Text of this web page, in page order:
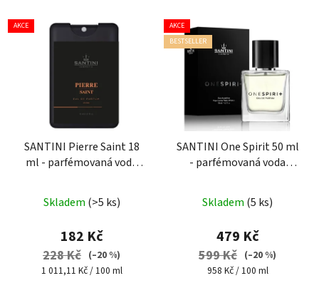
AKCE
SANTINI Pierre Saint 18
ml - parfémovaná voda
balení
Skladem (>5 ks)
182 Kč
228 Kč (–20 %)
Měrná
1 011,11 Kč / 100 ml
AKCE
BESTSELLER
SANTINI One Spirit 50 ml
- parfémovaná voda
hodnocení
produktu
je
5,0
Skladem (5 ks)
479 Kč
599 Kč (–20 %)
Měrná
958 Kč / 100 ml